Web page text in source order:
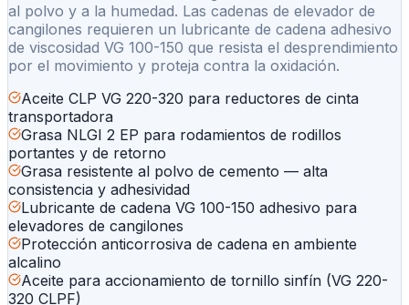
al polvo y a la humedad. Las cadenas de elevador de
cangilones requieren un lubricante de cadena adhesivo
de viscosidad VG 100-150 que resista el desprendimiento
por el movimiento y proteja contra la oxidación.
Aceite CLP VG 220-320 para reductores de cinta
transportadora
Grasa NLGI 2 EP para rodamientos de rodillos
portantes y de retorno
Grasa resistente al polvo de cemento — alta
consistencia y adhesividad
Lubricante de cadena VG 100-150 adhesivo para
elevadores de cangilones
Protección anticorrosiva de cadena en ambiente
alcalino
Aceite para accionamiento de tornillo sinfín (VG 220-
320 CLPF)